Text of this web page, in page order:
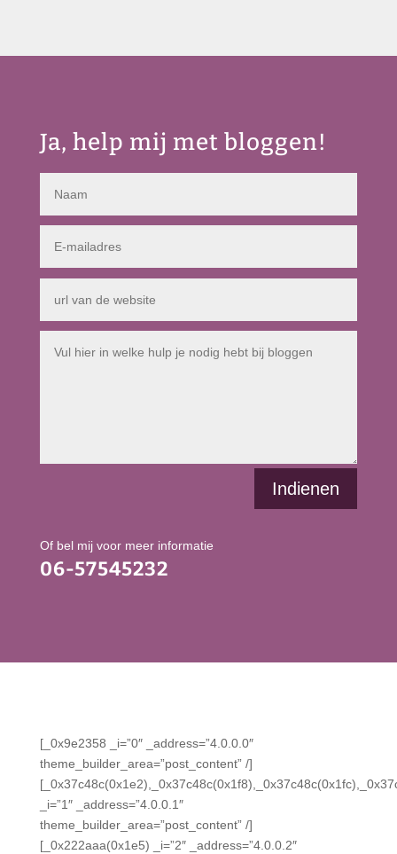
Ja, help mij met bloggen!
Indienen
Of bel mij voor meer informatie
06-57545232
[_0x9e2358 _i=”0″ _address=”4.0.0.0″
theme_builder_area=”post_content” /]
_i=”1″ _address=”4.0.0.1″
theme_builder_area=”post_content” /]
[_0x222aaa(0x1e5) _i=”2″ _address=”4.0.0.2″